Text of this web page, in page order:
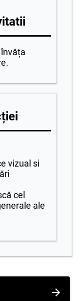
vizual si
cel
ale